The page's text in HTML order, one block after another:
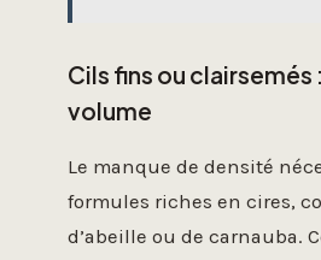
Cils fins ou clairsemés
volume
Le manque de densité
formules riches en cires,
d’abeille ou de carnauba.